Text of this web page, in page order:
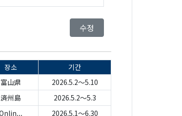
수정
장소
기간
富山県
2026.5.2～5.10
済州島
2026.5.2～5.3
2026.5.1～6.30